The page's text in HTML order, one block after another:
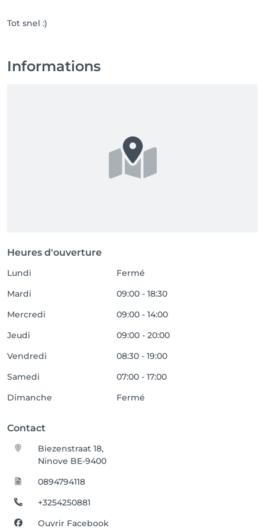
Tot snel :)
Informations
Heures d'ouverture
Lundi
Fermé
Mardi
09:00 - 18:30
Mercredi
09:00 - 14:00
Jeudi
09:00 - 20:00
Vendredi
08:30 - 19:00
Samedi
07:00 - 17:00
Dimanche
Fermé
Contact
Biezenstraat 18,
Ninove BE-9400
0894794118
+3254250881
Ouvrir Facebook